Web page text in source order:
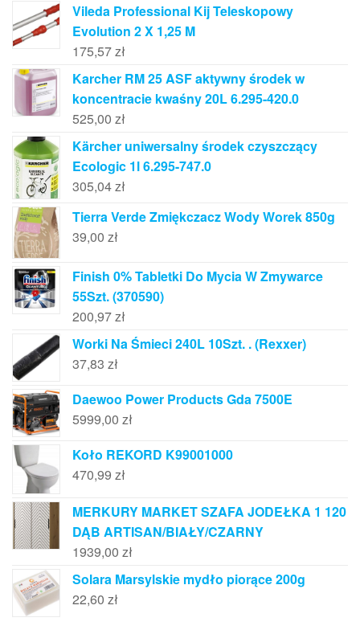
Vileda Professional Kij Teleskopowy
Evolution 2 X 1,25 M
175,57zł
Karcher RM 25 ASF aktywny środek w
koncentracie kwaśny 20L 6.295-420.0
525,00 zł
Kärcher uniwersalny środek czyszczący
Ecologic 1l 6.295-747.0
305,04zł
Tierra Verde Zmiękczacz Wody Worek 850g
39,00 zł
Finish 0% Tabletki Do Mycia W Zmywarce
55Szt. (370590)
200,97zł
Worki Na Śmieci 240L 10Szt. . (Rexxer)
37,83 zł
Daewoo Power Products Gda 7500E
5999,00 zł
Koło REKORD K99001000
470,99 zł
MERKURY MARKET SZAFA JODEŁKA 1 120
DĄB ARTISAN/BIAŁY/CZARNY
1939,00 zł
Solara Marsylskie mydło piorące 200g
22,60 zł